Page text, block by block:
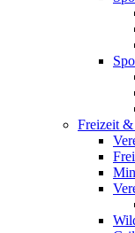
Freizeit &